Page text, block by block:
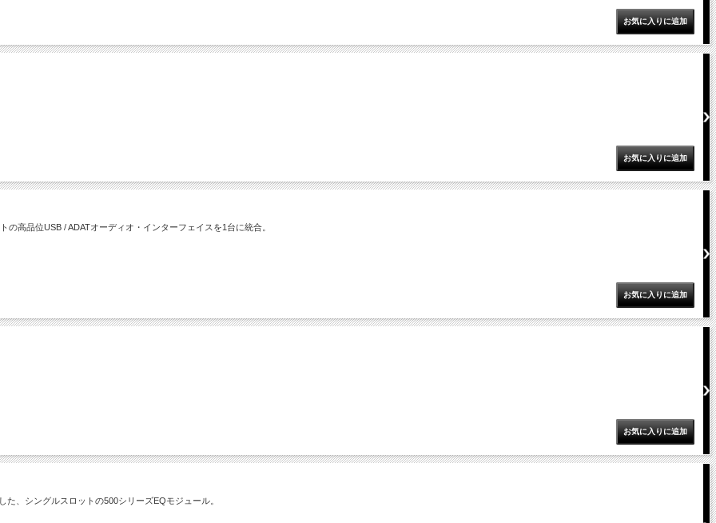
高品位USB / ADATオーディオ・インターフェイスを1台に統合。
、シングルスロットの500シリーズEQモジュール。